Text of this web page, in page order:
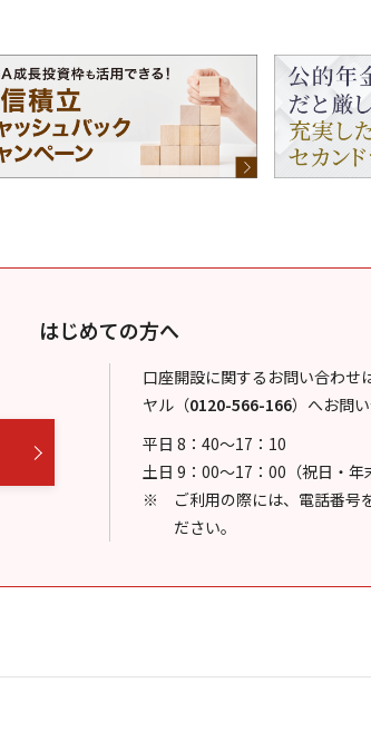
はじめての方へ
口座開設に関するお問い合わせ
ヤル （0120-566-166） へお問
平日 8：40～17：10
土日 9：00～17：00（祝日・年
ご利用の際には、電話番号
ださい。